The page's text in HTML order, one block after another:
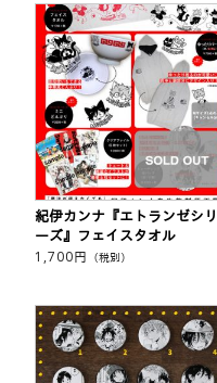
紀伊カンナ『エトランゼシリ
ーズ』フェイスタオル
1,700円 （税別）